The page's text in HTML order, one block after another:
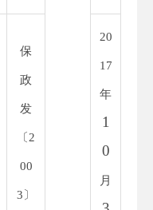
保
政
发
〔 2
00
3 〕
20
1 7
年
1
0
月